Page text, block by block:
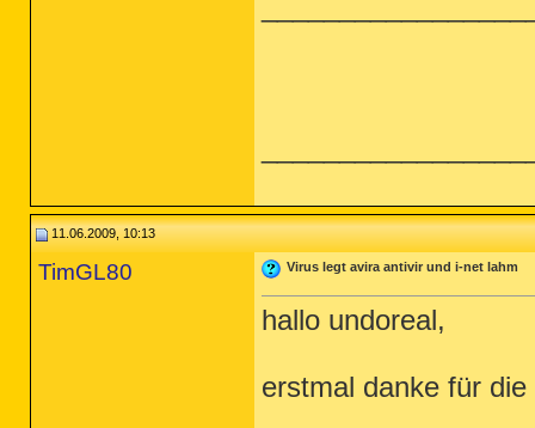
11.06.2009, 10:13
TimGL80 Virus legt avira antivir und i-net lahm
hallo undoreal,
erstmal danke für